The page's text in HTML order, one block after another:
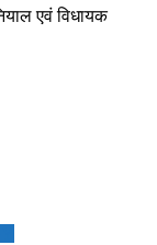
एवं विधायक